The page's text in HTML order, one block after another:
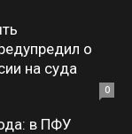
о
на суда
0
в ПФУ